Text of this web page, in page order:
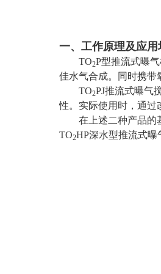
一、工作原理及应用
TO2P型推流式曝
佳水气合成。同时携带
TO2PJ推流式曝气
性。实际使用时，通过
在上述二种产品的
TO2HP深水型推流式曝